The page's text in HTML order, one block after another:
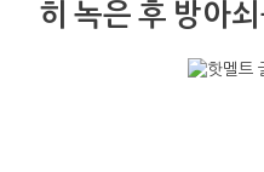
히 녹은 후 방아